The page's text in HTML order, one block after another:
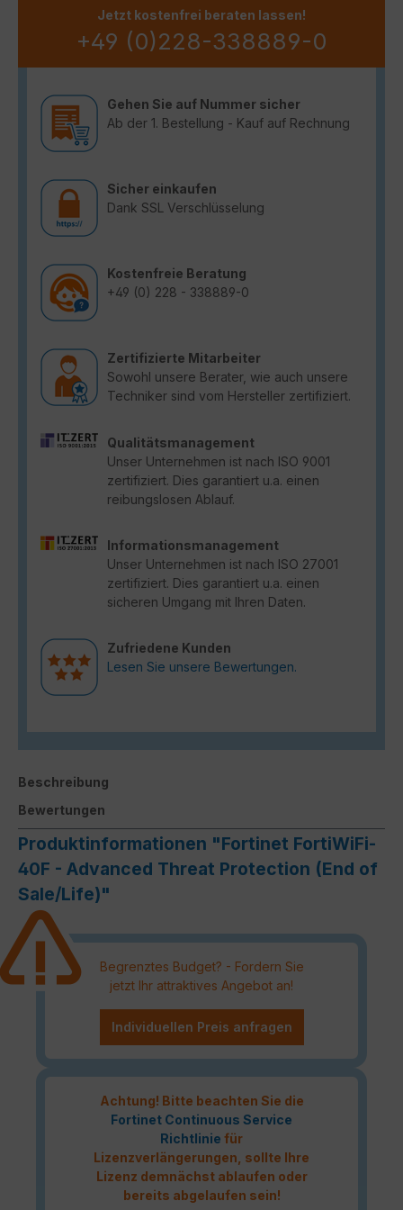
Jetzt kostenfrei beraten lassen!
+49 (0)228-338889-0
Gehen Sie auf Nummer sicher
Ab der 1. Bestellung - Kauf auf Rechnung
Sicher einkaufen
Dank SSL Verschlüsselung
Kostenfreie Beratung
+49 (0) 228 - 338889-0
Zertifizierte Mitarbeiter
Sowohl unsere Berater, wie auch unsere
Techniker sind vom Hersteller zertifiziert.
Qualitätsmanagement
Unser Unternehmen ist nach ISO 9001
zertifiziert. Dies garantiert u.a. einen
reibungslosen Ablauf.
Informationsmanagement
Unser Unternehmen ist nach ISO 27001
zertifiziert. Dies garantiert u.a. einen
sicheren Umgang mit Ihren Daten.
Zufriedene Kunden
Lesen Sie unsere Bewertungen.
Beschreibung
Bewertungen
Produktinformationen "Fortinet FortiWiFi-
40F - Advanced Threat Protection (End of
Sale/Life)"
Begrenztes Budget? - Fordern Sie
jetzt Ihr attraktives Angebot an!
Individuellen Preis anfragen
Achtung! Bitte beachten Sie die
Fortinet Continuous Service
Richtlinie für
Lizenzverlängerungen, sollte Ihre
Lizenz demnächst ablaufen oder
bereits abgelaufen sein!